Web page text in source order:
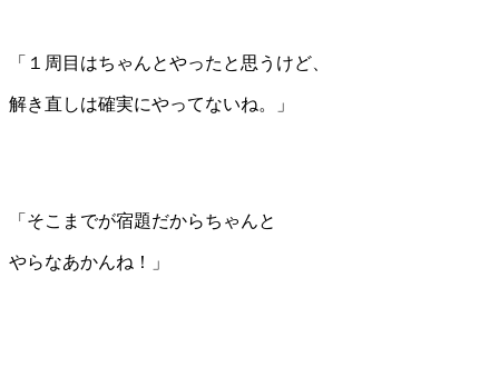
「１周目はちゃんとやったと思うけど、
解き直しは確実にやってないね。」
「そこまでが宿題だからちゃんと
やらなあかんね！」